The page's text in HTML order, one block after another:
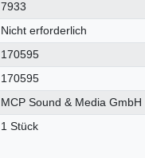
7933
Nicht erforderlich
170595
170595
MCP Sound & Media GmbH
1 Stück